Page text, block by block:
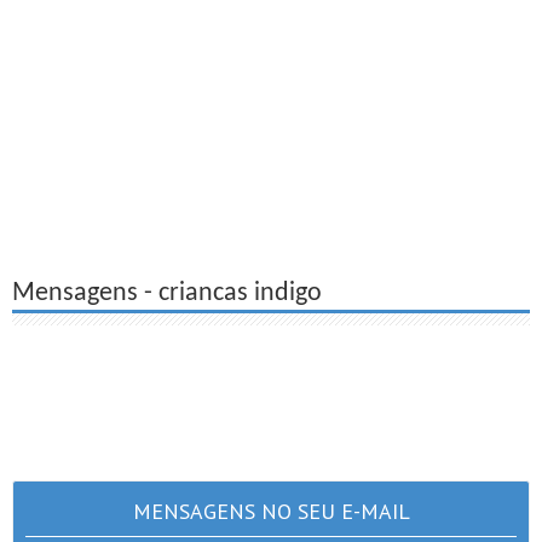
Mensagens - criancas indigo
MENSAGENS NO SEU E-MAIL